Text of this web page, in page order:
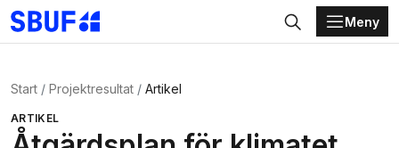
Gå direkt till huvudinnehållet
Sök
Meny
Start Projektresultat Artikel
ARTIKEL